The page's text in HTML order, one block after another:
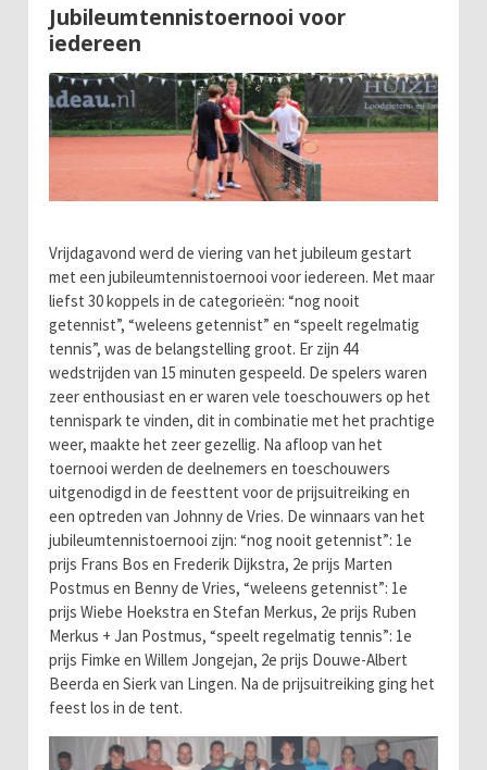
Jubileumtennistoernooi voor
iedereen
Vrijdagavond werd de viering van het jubileum gestart
met een jubileumtennistoernooi voor iedereen. Met maar
liefst 30 koppels in de categorieën: “nog nooit
getennist”, “weleens getennist” en “speelt regelmatig
tennis”, was de belangstelling groot. Er zijn 44
wedstrijden van 15 minuten gespeeld. De spelers waren
zeer enthousiast en er waren vele toeschouwers op het
tennispark te vinden, dit in combinatie met het prachtige
weer, maakte het zeer gezellig. Na afloop van het
toernooi werden de deelnemers en toeschouwers
uitgenodigd in de feesttent voor de prijsuitreiking en
een optreden van Johnny de Vries. De winnaars van het
jubileumtennistoernooi zijn: “nog nooit getennist”: 1e
prijs Frans Bos en Frederik Dijkstra, 2e prijs Marten
Postmus en Benny de Vries, “weleens getennist”: 1e
prijs Wiebe Hoekstra en Stefan Merkus, 2e prijs Ruben
Merkus + Jan Postmus, “speelt regelmatig tennis”: 1e
prijs Fimke en Willem Jongejan, 2e prijs Douwe-Albert
Beerda en Sierk van Lingen. Na de prijsuitreiking ging het
feest los in de tent.